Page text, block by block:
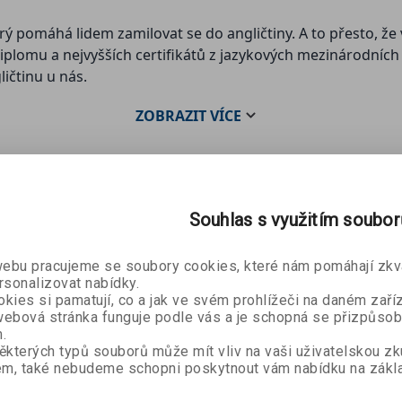
pomáhá lidem zamilovat se do angličtiny. A to přesto,
a nejvyšších certifikátů z jazykových
u nás.
ZOBRAZITVÍCE
prokrastinace
Petr Ludwig
Česko
Drinks
Souhlas s využitím
pracujeme se soubory cookies, které nám pomáhají
nabídky.
si pamatují, co a jak ve svém prohlížeči na daném
stránka funguje podle vás a je schopná se
typů souborů může mít vliv na vaši uživatelskou
také nebudeme schopni poskytnout vám nabídku na